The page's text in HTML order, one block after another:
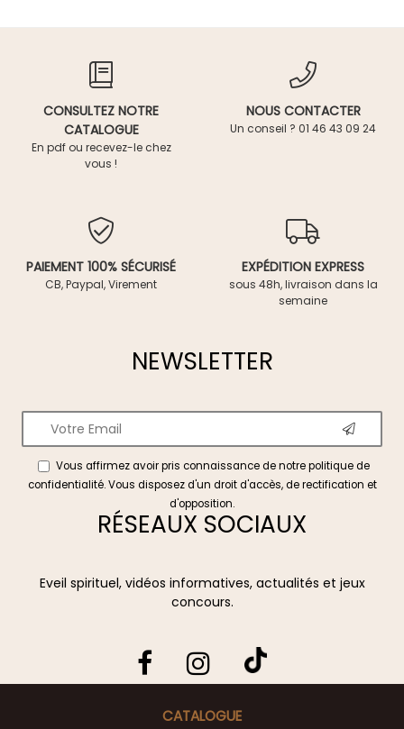
CONSULTEZ NOTRE
CATALOGUE
En pdf ou recevez-le chez
vous !
NOUS CONTACTER
Un conseil ? 01 46 43 09 24
PAIEMENT 100% SÉCURISÉ
CB, Paypal, Virement
EXPÉDITION EXPRESS
sous 48h, livraison dans la
semaine
NEWSLETTER
Vous affirmez avoir pris connaissance de notrepolitique de
confidentialité. Vous disposez d'un droit d'accès, de rectification et
d'opposition.
RÉSEAUX SOCIAUX
Eveil spirituel, vidéos informatives, actualités et jeux
concours.
CATALOGUE